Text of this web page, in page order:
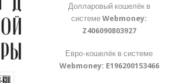
Долларовый кошелёк в
системеWebmoney:
Z406090803927
Евро-кошелёк в системе
Webmoney: E196200153466